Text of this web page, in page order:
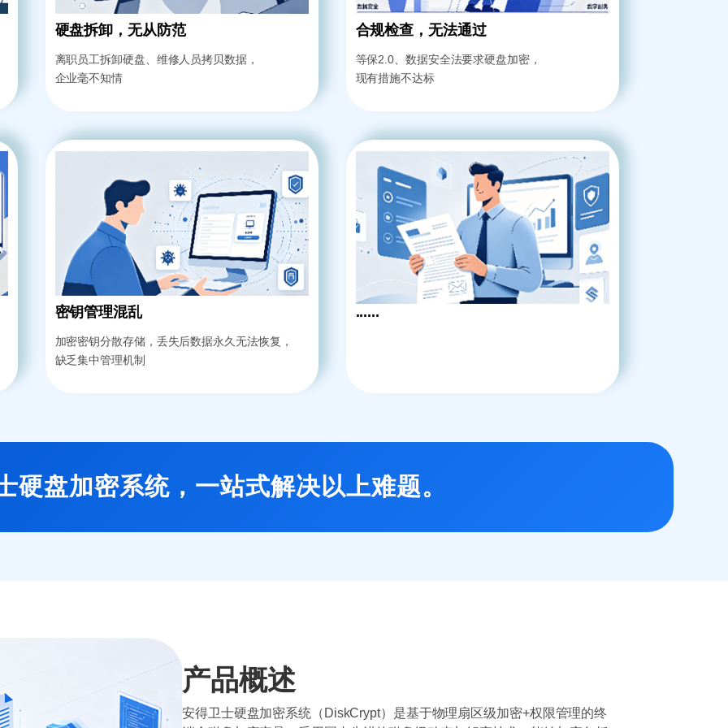
硬盘拆卸，无从防范
离职员工拆卸硬盘、维修人员拷贝数据，
企业毫不知情
合规检查，无法通过
等保2.0、数据安全法要求硬盘加密，
现有措施不达标
密钥管理混乱
加密密钥分散存储，丢失后数据永久无法恢复，
缺乏集中管理机制
......
硬盘加密系统，一站式解决以上难题。
产品概述
安得卫士硬盘加密系统（DiskCrypt）是基于物理扇区级加密+权限管理的终